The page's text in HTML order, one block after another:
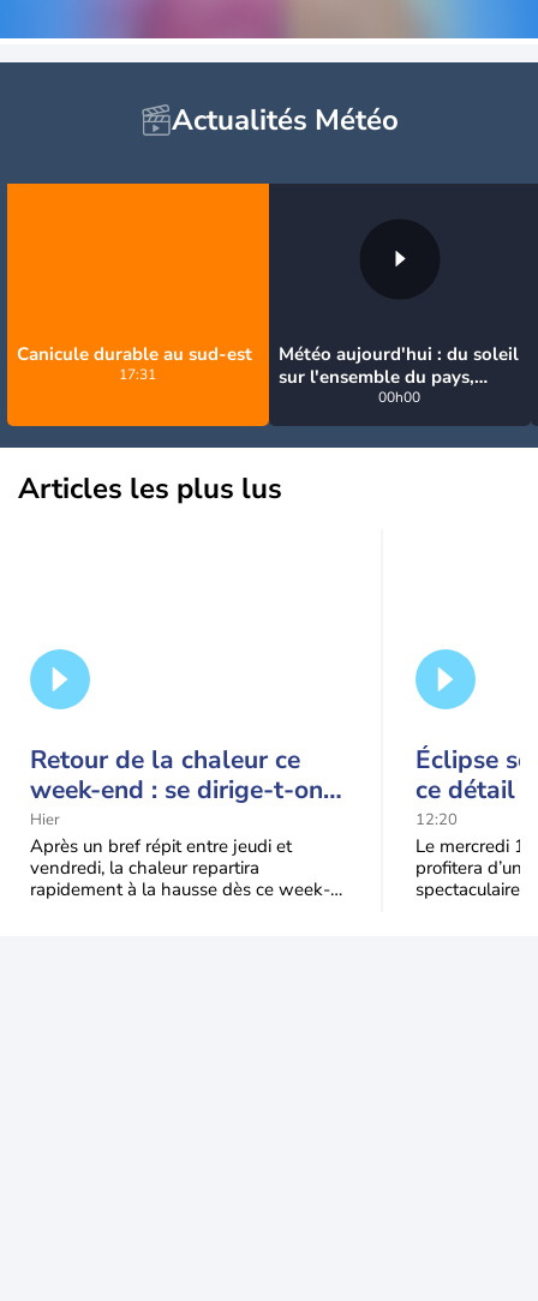
Actualités Météo
Canicule durable au sud-est
17:31
Météo aujourd'hui : du soleil
sur l'ensemble du pays,
jusqu'à 40°C au sud-est
00h00
Articles les plus lus
Retour de la chaleur ce
week-end : se dirige-t-on
vers une cinquième vague
de chaleur en France ?
Hier
Après un bref répit entre jeudi et
vendredi, la chaleur repartira
rapidement à la hausse dès ce week-
Éclipse
ce détail
spectacle
12:20
Le mercredi
profitera
spectaculaire,